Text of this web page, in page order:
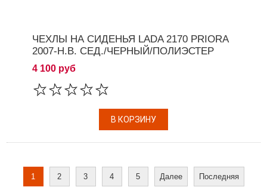
ЧЕХЛЫ НА СИДЕНЬЯ LADA 2170 PRIORA
2007-Н.В. СЕД./ЧЕРНЫЙ/ПОЛИЭСТЕР
4 100 руб
1 2 3 4 5 Далее Последняя